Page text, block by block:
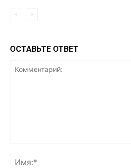
ОСТАВЬТЕ ОТВЕТ